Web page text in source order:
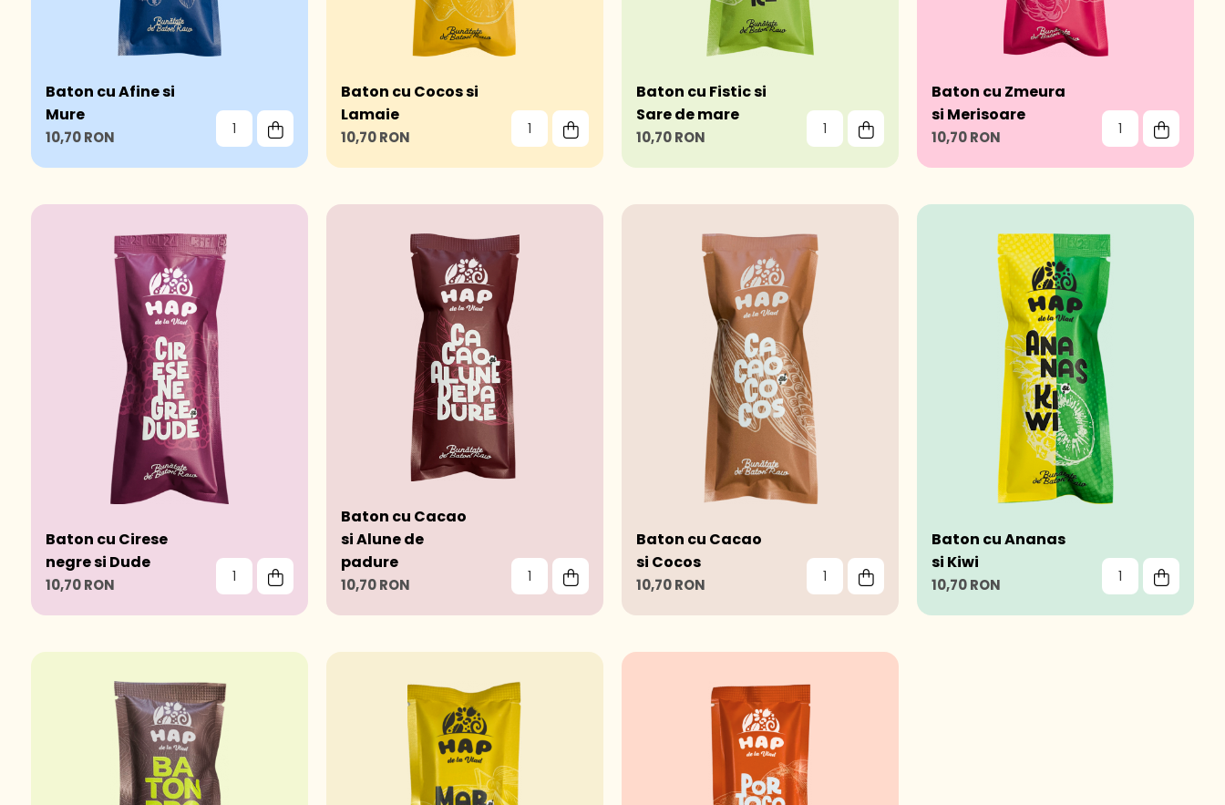
Baton cu Afine si
Mure
10,70 RON
Baton cu Cocos si
Lamaie
10,70 RON
Baton cu Fistic si
Sare de mare
10,70 RON
Baton cu Zmeura
si Merisoare
10,70 RON
Baton cu Cirese
negre si Dude
10,70 RON
Baton cu Cacao
si Alune de
padure
10,70 RON
Baton cu Cacao
si Cocos
10,70 RON
Baton cu Ananas
si Kiwi
10,70 RON